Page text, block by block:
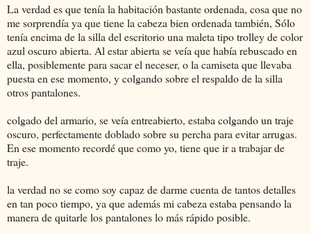
La verdad es que tenía la habitación bastante ordenada, cosa que no
me sorprendía ya que tiene la cabeza bien ordenada también, Sólo
tenía encima de la silla del escritorio una maleta tipo trolley de color
azul oscuro abierta. Al estar abierta se veía que había rebuscado en
ella, posiblemente para sacar el neceser, o la camiseta que llevaba
puesta en ese momento, y colgando sobre el respaldo de la silla
otros pantalones.
colgado del armario, se veía entreabierto, estaba colgando un traje
oscuro, perfectamente doblado sobre su percha para evitar arrugas.
En ese momento recordé que como yo, tiene que ir a trabajar de
traje.
la verdad no se como soy capaz de darme cuenta de tantos detalles
en tan poco tiempo, ya que además mi cabeza estaba pensando la
manera de quitarle los pantalones lo más rápido posible.